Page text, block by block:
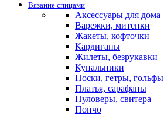
Вязание спицами
Аксессуары для дома
Варежки, митенки
Жакеты, кофточки
Кардиганы
Жилеты, безрукавки
Купальники
Носки, гетры, гольфы
Платья, сарафаны
Пуловеры, свитера
Пончо